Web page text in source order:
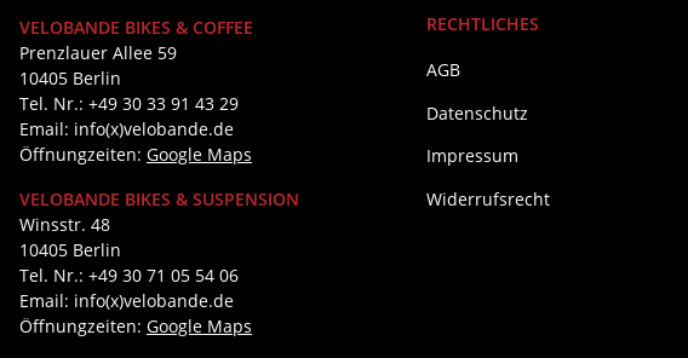
VELOBANDE BIKES & COFFEE
Prenzlauer Allee 59
10405 Berlin
Tel. Nr.: +49 30 33 91 43 29
Email: info(x)velobande.de
Öffnungzeiten: Google Maps
VELOBANDE BIKES & SUSPENSION
Winsstr. 48
10405 Berlin
Tel. Nr.: +49 30 71 05 54 06
Email: info(x)velobande.de
Öffnungzeiten: Google Maps
RECHTLICHES
AGB
Datenschutz
Impressum
Widerrufsrecht